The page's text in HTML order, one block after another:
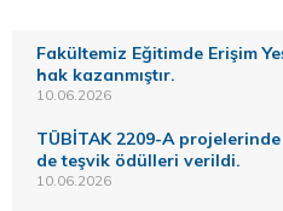
Fakültemiz Eğitimde Erişim
hak kazanmıştır.
10.06.2026
TÜBİTAK 2209-A
de teşvik ödülleri verildi.
10.06.2026